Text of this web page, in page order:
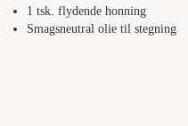
1 tsk. flydende honning
Smagsneutral olie til stegning